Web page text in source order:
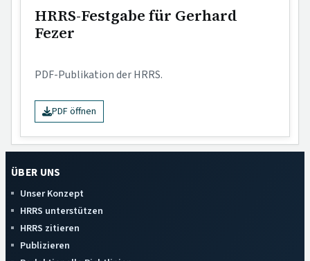
HRRS-Festgabe für Gerhard
Fezer
PDF-Publikation der HRRS.
PDF öffnen
ÜBER UNS
Unser Konzept
HRRS unterstützen
HRRS zitieren
Publizieren